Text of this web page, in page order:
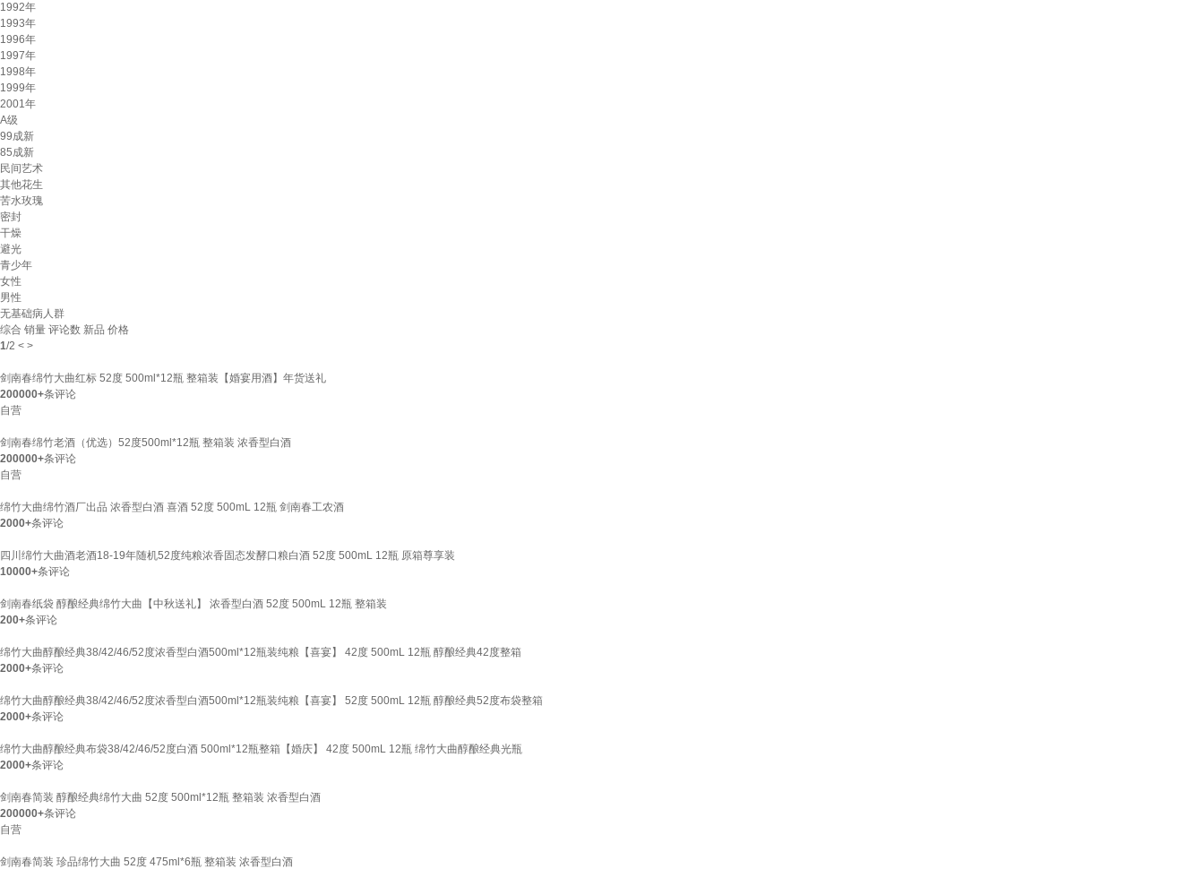
1992年
1993年
1996年
1997年
1998年
1999年
2001年
A级
99成新
85成新
民间艺术
其他花生
苦水玫瑰
密封
干燥
避光
青少年
女性
男性
无基础病人群
综合 销量 评论数 新品 价格
1/2 < >
剑南春绵竹大曲红标 52度 500ml*12瓶 整箱装【婚宴用酒】年货送礼
200000+条评论
自营
剑南春绵竹老酒（优选）52度500ml*12瓶 整箱装 浓香型白酒
200000+条评论
自营
绵竹大曲绵竹酒厂出品 浓香型白酒 喜酒 52度 500mL 12瓶 剑南春工农酒
2000+条评论
四川绵竹大曲酒老酒18-19年随机52度纯粮浓香固态发酵口粮白酒 52度 500mL 12瓶 原箱尊享装
10000+条评论
剑南春纸袋 醇酿经典绵竹大曲【中秋送礼】 浓香型白酒 52度 500mL 12瓶 整箱装
200+条评论
绵竹大曲醇酿经典38/42/46/52度浓香型白酒500ml*12瓶装纯粮【喜宴】 42度 500mL 12瓶 醇酿经典42度整箱
2000+条评论
绵竹大曲醇酿经典38/42/46/52度浓香型白酒500ml*12瓶装纯粮【喜宴】 52度 500mL 12瓶 醇酿经典52度布袋整箱
2000+条评论
绵竹大曲醇酿经典布袋38/42/46/52度白酒 500ml*12瓶整箱【婚庆】 42度 500mL 12瓶 绵竹大曲醇酿经典光瓶
2000+条评论
剑南春简装 醇酿经典绵竹大曲 52度 500ml*12瓶 整箱装 浓香型白酒
200000+条评论
自营
剑南春简装 珍品绵竹大曲 52度 475ml*6瓶 整箱装 浓香型白酒